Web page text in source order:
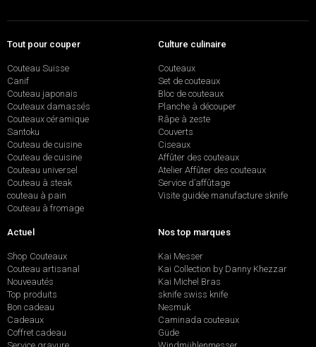
Tout pour couper
Couteau Suisse
Canif
Couteau japonais
Couteaux damassés
Couteaux céramique
Santoku
Couteau de cuisine
Couteau de cuisine
Couteau universel
Couteau à steak
couteau à pain
Couteau à fromage
Culture culinaire
Couteaux
Set de couteaux
Bloc de couteaux
Planche à découper
Râpe à zeste
Couverts
Ciseaux
Affûter des couteaux
Atelier Affûter des couteaux
Service d’affûtage
Visite guidée manufacture sknife
Actuel
Shop Couteaux
Couteau artisanal
Nouveautés
Top produits
Bon cadeau
Cadeaux
Coffret cadeau
Nos top marques
Kai Messer
Kai Collection by Danny Khezzar
Kai Michel Bras
sknife swiss knife
Nesmuk
Caminada couteaux
Güde